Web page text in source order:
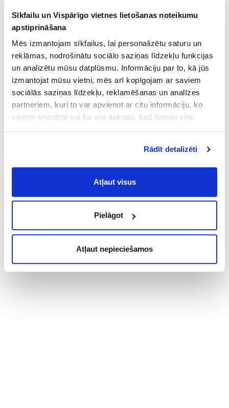
Sīkfailu un Vispārīgo vietnes lietošanas noteikumu
apstiprināšana
Mēs izmantojam sīkfailus, lai personalizētu saturu un
reklāmas, nodrošinātu sociālo saziņas līdzekļu funkcijas
un analizētu mūsu datplūsmu. Informāciju par to, kā jūs
izmantojat mūsu vietni, mēs arī kopīgojam ar saviem
sociālās saziņas līdzekļu, reklamēšanas un analīzes
partneriem, kuri to var apvienot ar citu informāciju, ko
viņiem sniedzat vai ko viņi apkopo, kad lietojat viņu
Vispārīgiem vietnes lietošanas
noteikumiem(saīsināti - VVLN).
Rādīt detalizēti
Atļaut visus
Pielāgot
Atļaut nepieciešamos